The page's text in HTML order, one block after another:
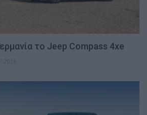
το Jeep Compass 4xe